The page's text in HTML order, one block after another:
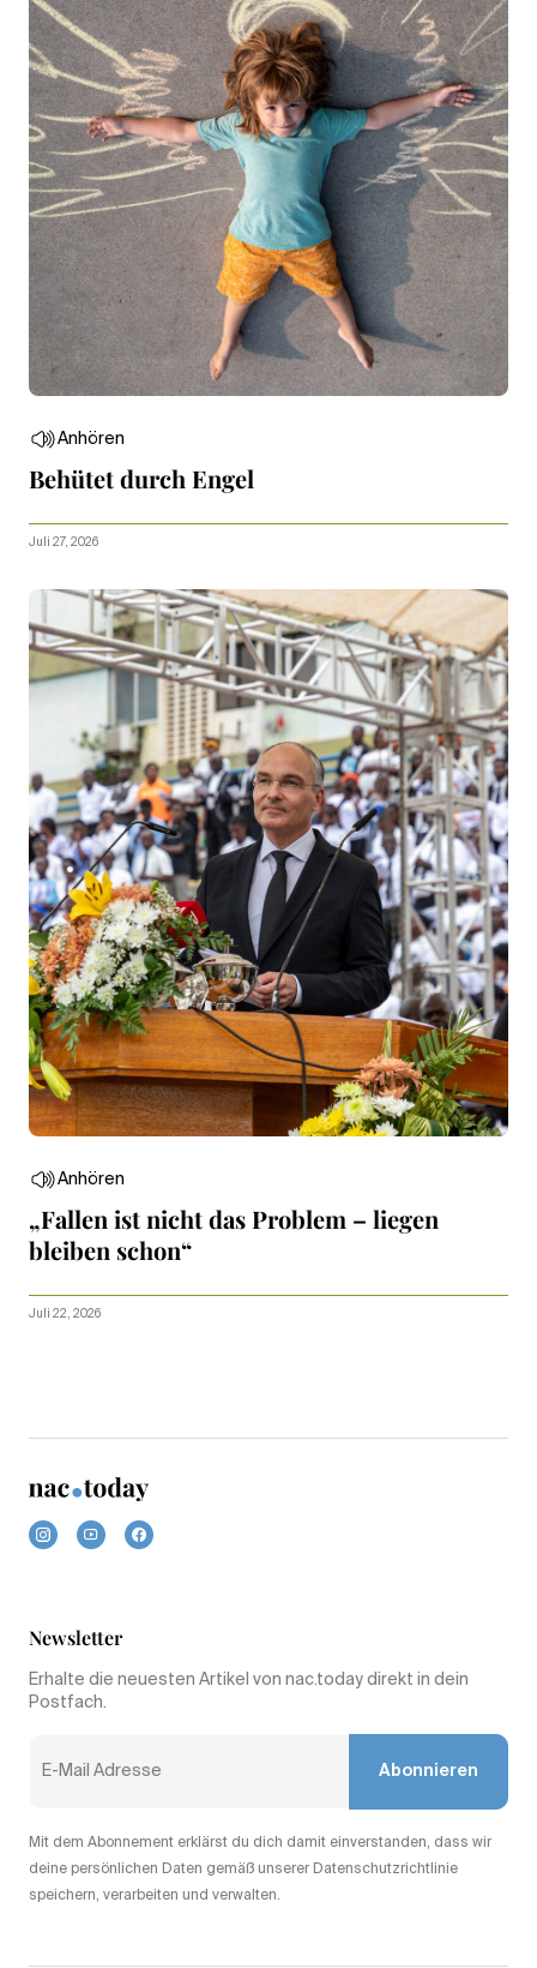
Anhören
Behütet durch Engel
Juli 27, 2026
Anhören
„Fallen ist nicht das Problem – liegen
bleiben schon“
Juli 22, 2026
Newsletter
Erhalte die neuesten Artikel von nac.today direkt in dein
Postfach.
Abonnieren
Mit dem Abonnement erklärst du dich damit einverstanden, dass wir
deine persönlichen Daten gemäß unserer Datenschutzrichtlinie
speichern, verarbeiten und verwalten.